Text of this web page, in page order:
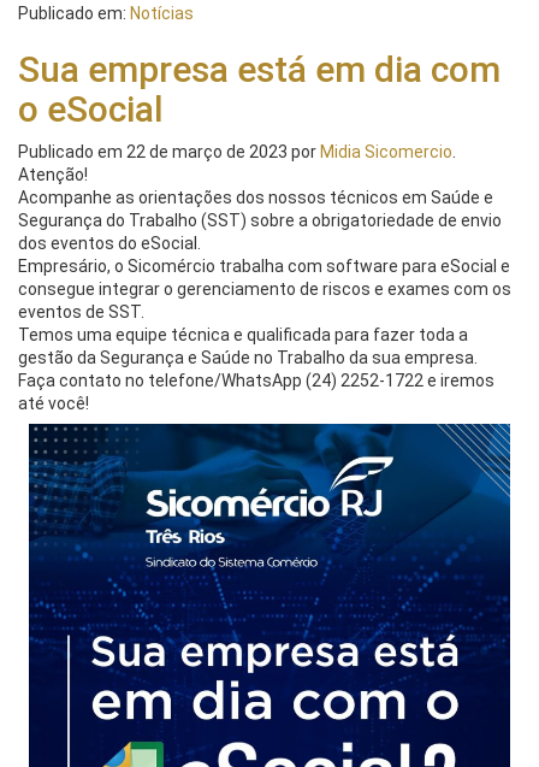
Publicado em: Notícias
Sua empresa está em dia com
o eSocial
Publicado em 22 de março de 2023 por Midia Sicomercio.
Atenção!
Acompanhe as orientações dos nossos técnicos em Saúde e
Segurança do Trabalho (SST) sobre a obrigatoriedade de envio
dos eventos do eSocial.
Empresário, o Sicomércio trabalha com software para eSocial e
consegue integrar o gerenciamento de riscos e exames com os
eventos de SST.
Temos uma equipe técnica e qualificada para fazer toda a
gestão da Segurança e Saúde no Trabalho da sua empresa.
Faça contato no telefone/WhatsApp (24) 2252-1722 e iremos
até você!